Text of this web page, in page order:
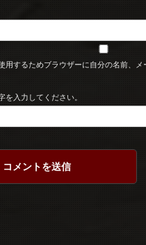
用するためブラウザーに自分の名前、メ
を入力してください。